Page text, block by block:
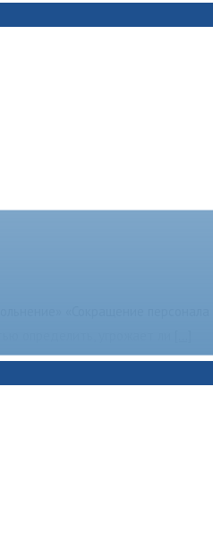
«Сокращение персонала
определить, угрожает ли